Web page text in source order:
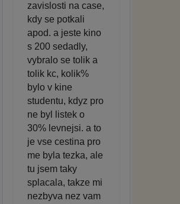
zavislosti na case,
kdy se potkali
apod. a jeste kino
s 200 sedadly,
vybralo se tolik a
tolik kc, kolik%
bylo v kine
studentu, kdyz pro
ne byl listek o
30% levnejsi. a to
je vse cestina pro
me byla tezka, ale
tu jsem taky
splacala, takze mi
nezbyva nez vam